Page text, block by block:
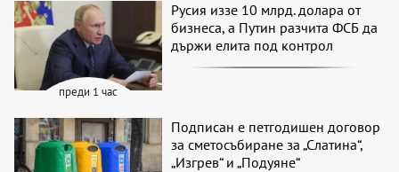
преди 1 час
Русия иззе 10 млрд. долара от
бизнеса, а Путин разчита ФСБ да
държи елита под контрол
Подписан е петгодишен договор
за сметосъбиране за „Слатина“,
„Изгрев“ и „Подуяне“